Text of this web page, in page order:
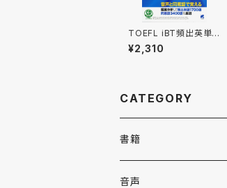
TOEFL iBT頻出英単
語1700 CD BOOK
¥2,310
CATEGORY
書籍
英語
音声